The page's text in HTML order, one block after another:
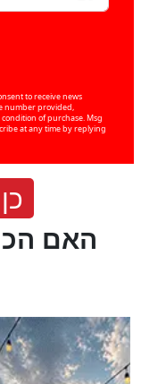
to receive news
number provided,
of purchase. Msg
at any time by replying
כן
?האם